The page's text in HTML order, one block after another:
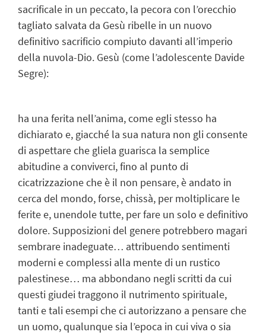
sacrificale in un peccato, la pecora con l’orecchio
tagliato salvata da Gesù ribelle in un nuovo
definitivo sacrificio compiuto davanti all’imperio
della nuvola-Dio. Gesù (come l’adolescente Davide
Segre):
ha una ferita nell’anima, come egli stesso ha
dichiarato e, giacché la sua natura non gli consente
di aspettare che gliela guarisca la semplice
abitudine a conviverci, fino al punto di
cicatrizzazione che è il non pensare, è andato in
cerca del mondo, forse, chissà, per moltiplicare le
ferite e, unendole tutte, per fare un solo e definitivo
dolore. Supposizioni del genere potrebbero magari
sembrare inadeguate… attribuendo sentimenti
moderni e complessi alla mente di un rustico
palestinese… ma abbondano negli scritti da cui
questi giudei traggono il nutrimento spirituale,
tanti e tali esempi che ci autorizzano a pensare che
un uomo, qualunque sia l’epoca in cui viva o sia